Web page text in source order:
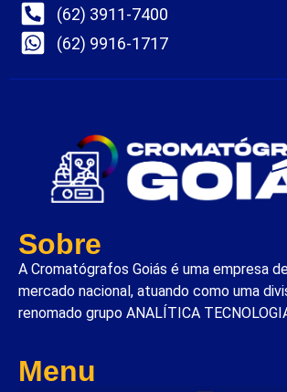
(62) 3911-7400
(62) 9916-1717
Sobre
A Cromatógrafos Goiás é uma empresa
mercado nacional, atuando como uma
renomado grupo ANALÍTICA
Menu